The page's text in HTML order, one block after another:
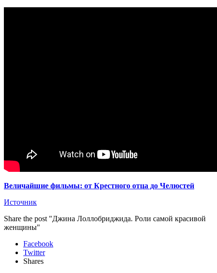
Величайшие фильмы: от Крестного отца до Челюстей
Источник
Share the post "Джина Лоллобриджида. Роли самой красивой
женщины"
Facebook
Twitter
Shares